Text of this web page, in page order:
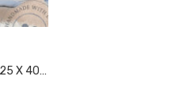
Namenskissen Elefant Jungen 25 X 40 Cm Im Neuen Design